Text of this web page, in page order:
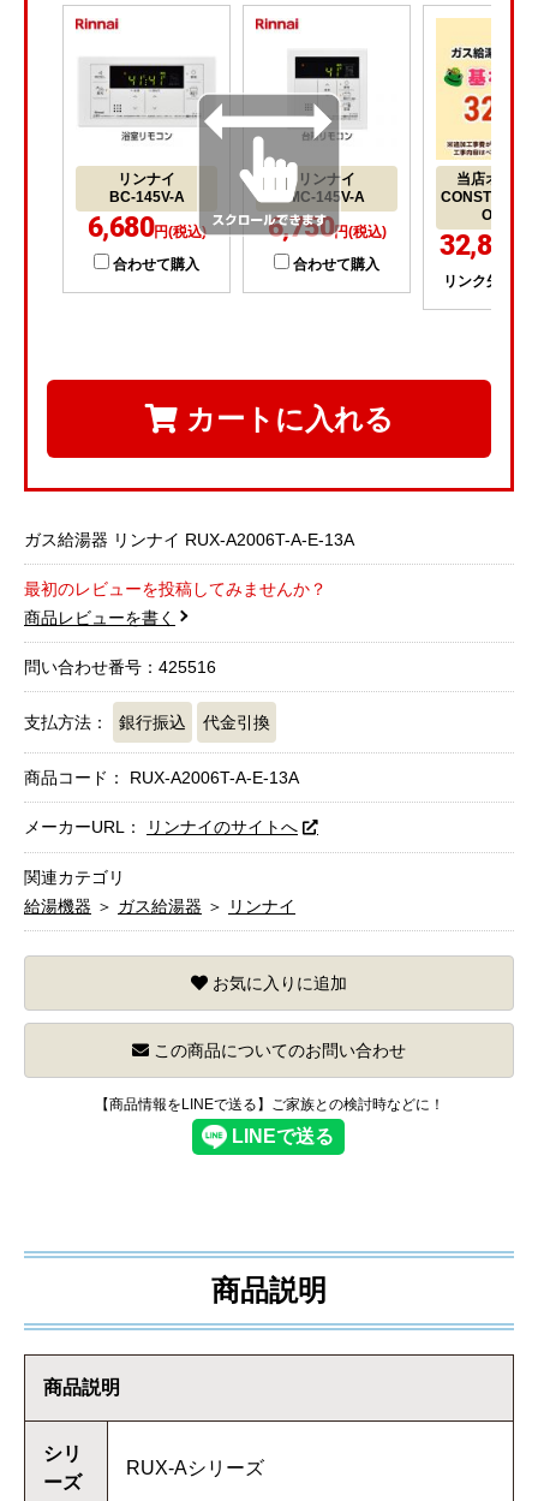
リンナイ
BC-145V-A
6,680円(税込)
合わせて購入
リンナイ
MC-145V-A
6,750円(税込)
合わせて購入
当店オリジ
OILER1
32,800
リンク先にて
カートに入れる
ガス給湯器 リンナイ RUX-A2006T-A-E-13A
最初のレビューを投稿してみませんか？
商品レビューを書く
問い合わせ番号：425516
支払方法： 銀行振込 代金引換
商品コード： RUX-A2006T-A-E-13A
メーカーURL： リンナイのサイトへ
関連カテゴリ
給湯機器 ＞ ガス給湯器 ＞ リンナイ
お気に入りに追加
この商品についてのお問い合わせ
【商品情報をLINEで送る】ご家族との検討時などに！
商品説明
商品説明
シリ
ーズ
RUX-Aシリーズ